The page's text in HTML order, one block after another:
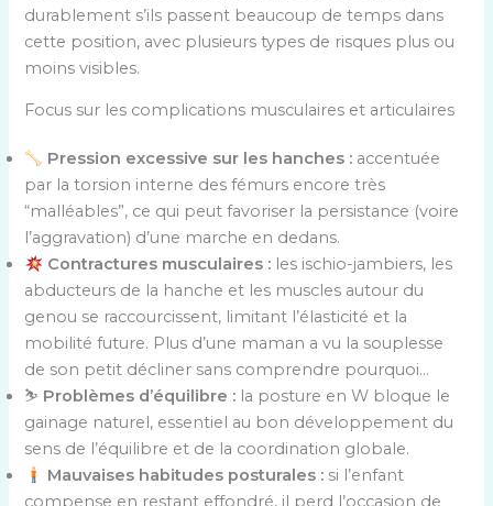
durablement s’ils passent beaucoup de temps dans
cette position, avec plusieurs types de risques plus ou
moins visibles.
Focus sur les complications musculaires et articulaires
Pression excessive sur les hanches : accentuée
par la torsion interne des fémurs encore très
“malléables”, ce qui peut favoriser la persistance (voire
l’aggravation) d’une marche en dedans.
Contractures musculaires : les ischio-jambiers, les
abducteurs de la hanche et les muscles autour du
genou se raccourcissent, limitant l’élasticité et la
mobilité future. Plus d’une maman a vu la souplesse
de son petit décliner sans comprendre pourquoi…
⛷️ Problèmes d’équilibre : la posture en W bloque le
gainage naturel, essentiel au bon développement du
sens de l’équilibre et de la coordination globale.
Mauvaises habitudes posturales : si l’enfant